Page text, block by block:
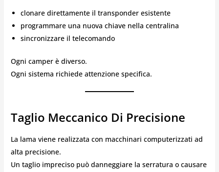
clonare direttamente il transponder esistente
programmare una nuova chiave nella centralina
sincronizzare il telecomando
Ogni camper è diverso.
Ogni sistema richiede attenzione specifica.
Taglio Meccanico Di Precisione
La lama viene realizzata con macchinari computerizzati ad
alta precisione.
Un taglio impreciso può danneggiare la serratura o causare